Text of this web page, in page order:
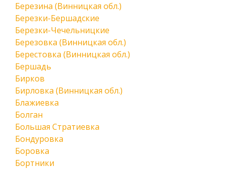
Березина (Винницкая обл.)
Березки-Бершадские
Березки-Чечельницкие
Березовка (Винницкая обл.)
Берестовка (Винницкая обл.)
Бершадь
Бирков
Бирловка (Винницкая обл.)
Блажиевка
Болган
Большая Стратиевка
Бондуровка
Боровка
Бортники